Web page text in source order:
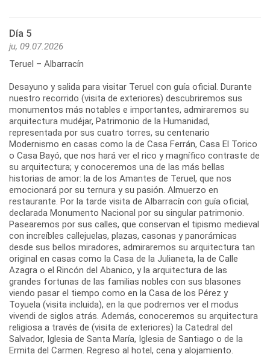
Día 5
ju, 09.07.2026
Teruel – Albarracín
Desayuno y salida para visitar Teruel con guía oficial. Durante
nuestro recorrido (visita de exteriores) descubriremos sus
monumentos más notables e importantes, admiraremos su
arquitectura mudéjar, Patrimonio de la Humanidad,
representada por sus cuatro torres, su centenario
Modernismo en casas como la de Casa Ferrán, Casa El Torico
o Casa Bayó, que nos hará ver el rico y magnífico contraste de
su arquitectura; y conoceremos una de las más bellas
historias de amor: la de los Amantes de Teruel, que nos
emocionará por su ternura y su pasión. Almuerzo en
restaurante. Por la tarde visita de Albarracín con guía oficial,
declarada Monumento Nacional por su singular patrimonio.
Pasearemos por sus calles, que conservan el tipismo medieval
con increíbles callejuelas, plazas, casonas y panorámicas
desde sus bellos miradores, admiraremos su arquitectura tan
original en casas como la Casa de la Julianeta, la de Calle
Azagra o el Rincón del Abanico, y la arquitectura de las
grandes fortunas de las familias nobles con sus blasones
viendo pasar el tiempo como en la Casa de los Pérez y
Toyuela (visita incluida), en la que podremos ver el modus
vivendi de siglos atrás. Además, conoceremos su arquitectura
religiosa a través de (visita de exteriores) la Catedral del
Salvador, Iglesia de Santa María, Iglesia de Santiago o de la
Ermita del Carmen. Regreso al hotel, cena y alojamiento.